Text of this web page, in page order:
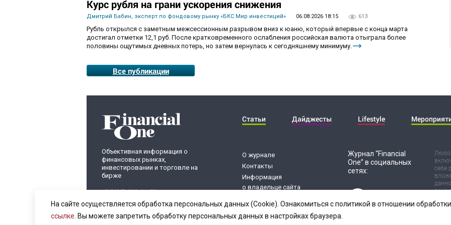
Курс рубля на грани ускорения снижения
Дмитрий Бабин, эксперт по фондовому рынку «БКС Мир инвестиций» 06.08.2026 18:15 613
Рубль открылся с заметным межсессионным разрывом вниз к юаню, который впервые с конца марта
достигал отметки 12,1 руб. После кратковременного ослабления российская валюта отыграла более
половины ощутимых дневных потерь, но затем вернулась к сегодняшнему минимуму.
Все публикации
Объективная информация о
финансовых рынках,
инвестировании и торговле на
бирже
+7 (495) 899-01-70
info@fomag.ru
Статьи Дайджесты Lifestyle
О журнале
Контакты
Информация
о владельце сайта
персональных данных
Журнал “Financial
One” в социальных
сетях:
себе
риск
На сайте осуществляется обработка персональных данных (Cookie). Ознакомиться с политикой в отношении
ссылке . Вы можете запретить обработку персональных данных в настройках браузера.